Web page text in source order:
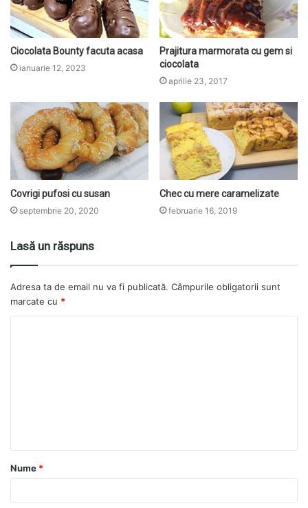
Ciocolata Bounty facuta acasa
ianuarie 12, 2023
Prajitura marmorata cu gem si
ciocolata
aprilie 23, 2017
Covrigi pufosi cu susan
septembrie 20, 2020
Chec cu mere caramelizate
februarie 16, 2019
Lasă un răspuns
Adresa ta de email nu va fi publicată. Câmpurile obligatorii sunt
marcate cu *
Nume *